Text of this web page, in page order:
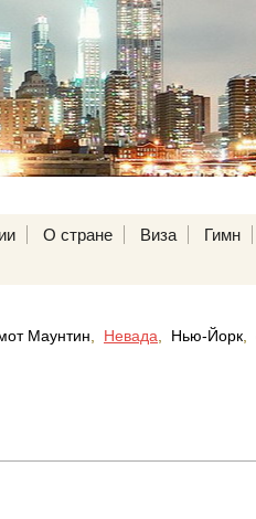
О стране Виза Гимн
Маунтин Невада Нью-Йорк